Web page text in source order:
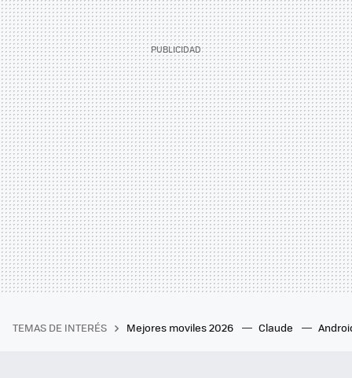
TEMAS DE INTERÉS Mejores moviles 2026 Claude